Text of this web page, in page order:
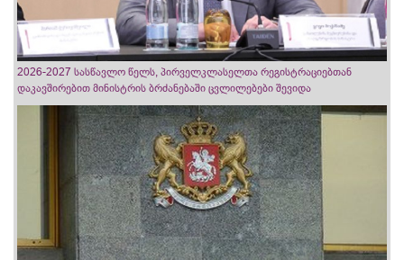
2026-2027 სასწავლო წელს, პირველკლასელთა რეგისტრაციებთან
დაკავშირებით მინისტრის ბრძანებაში ცვლილებები შევიდა